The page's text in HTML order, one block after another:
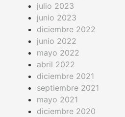
julio 2023
junio 2023
diciembre 2022
junio 2022
mayo 2022
abril 2022
diciembre 2021
septiembre 2021
mayo 2021
diciembre 2020